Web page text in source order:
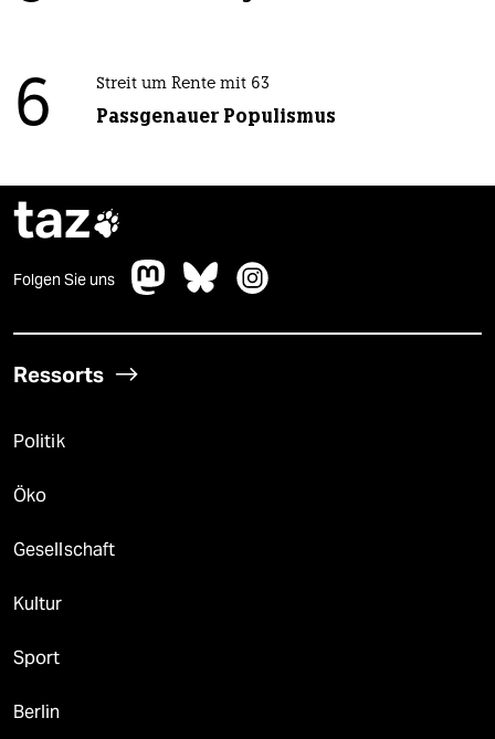
6 Streit um Rente mit 63
Passgenauer Populismus
taz
Folgen Sie uns
Ressorts
Politik
Öko
Gesellschaft
Kultur
Sport
Berlin